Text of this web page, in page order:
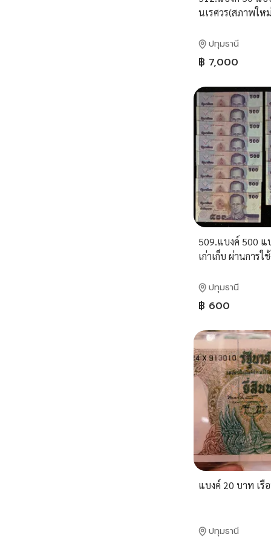
นเรศวร(สภาพให
ปทุมธานี
฿ 7,000
509.แบงค์ 500
เก่าเก็บ ผ่านการใ
ปทุมธานี
฿ 600
แบงค์ 20 บาท เรื
ปทุมธานี